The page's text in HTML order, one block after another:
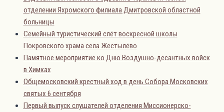
отделении Яхромского филиала Дмитровской областной
больницы
Семейный туристический слёт воскресной школы
Покровского храма села Жестылёво
Памятное мероприятие ко Дню Воздушно-десантных войск
в Химках
Общемосковский крестный ход в день Собора Московских
святых 6 сентября
Первый выпуск слушателей отделения Миссионерско-